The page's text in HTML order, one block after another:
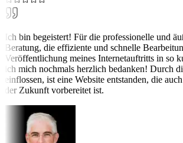
Ich bin begeistert! Für die professionelle und
Beratung, die effiziente und schnelle
Veröffentlichung meines Internetauftritts in so
ich mich nochmals herzlich bedanken! Durch
einflossen, ist eine Website entstanden, die
der Zukunft vorbereitet ist.